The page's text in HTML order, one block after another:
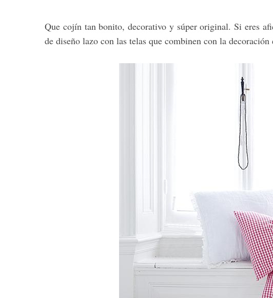
Que cojín tan bonito, decorativo y súper original. Si eres
de diseño lazo con las telas que combinen con la decoración